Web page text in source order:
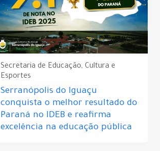
Secretaria de Educação, Cultura e
Esportes
Serranópolis do Iguaçu
conquista o melhor resultado do
Paraná no IDEB e reafirma
excelência na educação pública